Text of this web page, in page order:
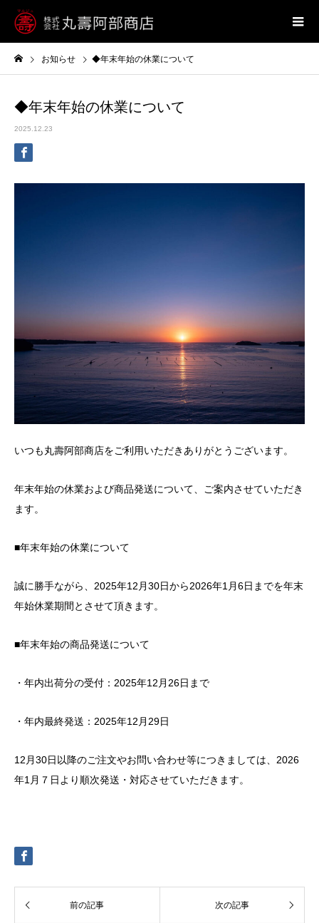
お知らせ ◆年末年始の休業について
◆年末年始の休業について
2025.12.23
いつも丸壽阿部商店をご利用いただきありがとうございます。
年末年始の休業および商品発送について、ご案内させていただき
ます。
■年末年始の休業について
誠に勝手ながら、2025年12月30日から2026年1月6日までを年末
年始休業期間とさせて頂きます。
■年末年始の商品発送について
・年内出荷分の受付：2025年12月26日まで
・年内最終発送：2025年12月29日
12月30日以降のご注文やお問い合わせ等につきましては、2026
年1月７日より順次発送・対応させていただきます。